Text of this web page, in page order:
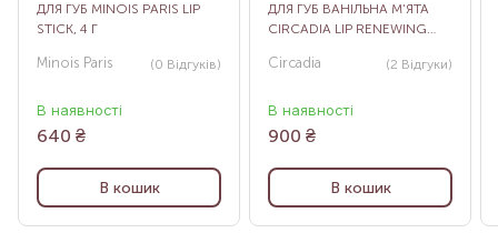
ДЛЯ ГУБ MINOIS PARIS LIP
STICK, 4 Г
Minois Paris (0 Відгуків)
В наявності
640 ₴
В кошик
ДЛЯ ГУБ ВАНІЛЬНА М’ЯТА
CIRCADIA LIP RENEWING
МЛ
Circadia (2 Відгуки)
В наявності
900 ₴
В кошик